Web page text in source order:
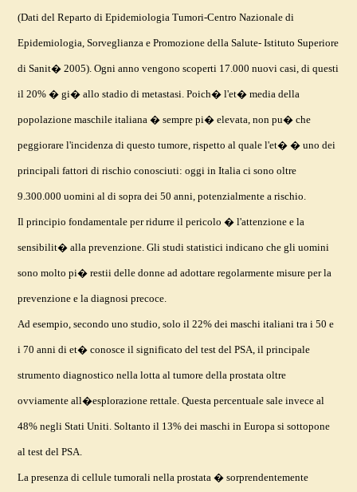
(Dati del Reparto di Epidemiologia Tumori-Centro Nazionale di
Epidemiologia, Sorveglianza e Promozione della Salute- Istituto Superiore
di Sanit� 2005). Ogni anno vengono scoperti 17.000 nuovi casi, di questi
il 20% � gi� allo stadio di metastasi. Poich� l'et� media della
popolazione maschile italiana � sempre pi� elevata, non pu� che
peggiorare l'incidenza di questo tumore, rispetto al quale l'et� � uno dei
principali fattori di rischio conosciuti: oggi in Italia ci sono oltre
9.300.000 uomini al di sopra dei 50 anni, potenzialmente a rischio.
Il principio fondamentale per ridurre il pericolo � l'attenzione e la
sensibilit� alla prevenzione. Gli studi statistici indicano che gli uomini
sono molto pi� restii delle donne ad adottare regolarmente misure per la
prevenzione e la diagnosi precoce.
Ad esempio, secondo uno studio, solo il 22% dei maschi italiani tra i 50 e
i 70 anni di et� conosce il significato del test del PSA, il principale
strumento diagnostico nella lotta al tumore della prostata oltre
ovviamente all�esplorazione rettale. Questa percentuale sale invece al
48% negli Stati Uniti. Soltanto il 13% dei maschi in Europa si sottopone
al test del PSA.
La presenza di cellule tumorali nella prostata � sorprendentemente